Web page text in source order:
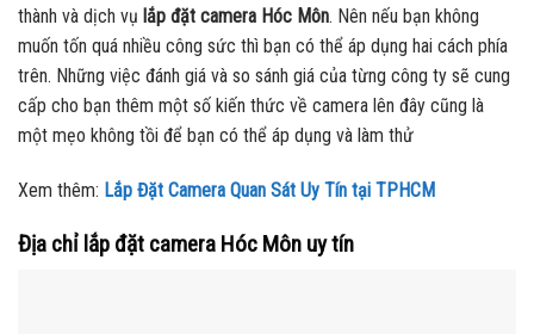
thành và dịch vụ lắp đặt camera Hóc Môn. Nên nếu bạn không
muốn tốn quá nhiều công sức thì bạn có thể áp dụng hai cách phía
trên. Những việc đánh giá và so sánh giá của từng công ty sẽ cung
cấp cho bạn thêm một số kiến thức về camera lên đây cũng là
một mẹo không tồi để bạn có thể áp dụng và làm thử
Xem thêm: Lắp Đặt Camera Quan Sát Uy Tín tại TPHCM
Địa chỉ lắp đặt camera Hóc Môn uy tín